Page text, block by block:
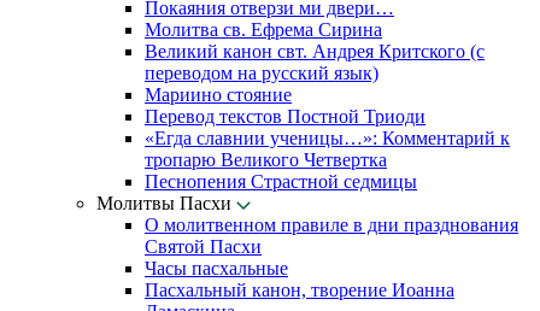
Покаяния отверзи ми двери…
Молитва св. Ефрема Сирина
Великий канон свт. Андрея Критского (с
переводом на русский язык)
Мариино стояние
Перевод текстов Постной Триоди
«Егда славнии ученицы…»: Комментарий к
тропарю Великого Четвертка
Песнопения Страстной седмицы
Молитвы Пасхи
О молитвенном правиле в дни празднования
Святой Пасхи
Часы пасхальные
Пасхальный канон, творение Иоанна